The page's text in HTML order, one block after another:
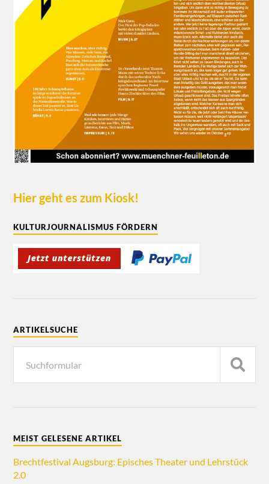
Hier geht es zum Kiosk!
KULTURJOURNALISMUS FÖRDERN
ARTIKELSUCHE
MEIST GELESENE ARTIKEL
Brechtfestival Augsburg: Episches Theater und Lehrstück
2.0